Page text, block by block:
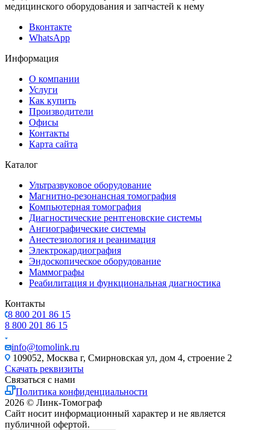
медицинского оборудования и запчастей к нему
Вконтакте
WhatsApp
Информация
О компании
Услуги
Как купить
Производители
Офисы
Контакты
Карта сайта
Каталог
Ультразвуковое оборудование
Магнитно-резонансная томография
Компьютерная томография
Диагностические рентгеновские системы
Ангиографические системы
Анестезиология и реанимация
Электрокардиография
Эндоскопическое оборудование
Маммографы
Реабилитация и функциональная диагностика
Контакты
8 800 201 86 15
8 800 201 86 15
info@tomolink.ru
109052, Москва г, Смирновская ул, дом 4, строение 2
Скачать реквизиты
Связаться с нами
Политика конфиденциальности
2026 © Линк-Томограф
Сайт носит информационный характер и не является
публичной офертой.